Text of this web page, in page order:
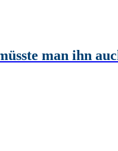
man ihn